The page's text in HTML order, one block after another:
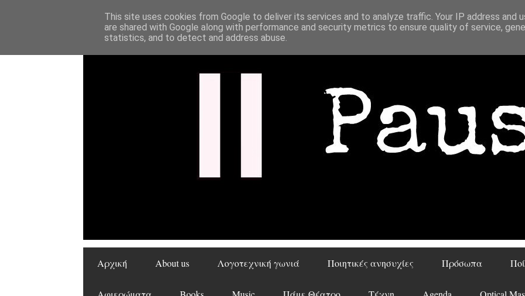
Αρχική About us Λογοτεχνική γωνιά Ποιητικές ανησυχίες Πρόσωπα
This site uses cookies from Google to deliver its services and to analyze traffic. Your IP address and
are shared with Google along with performance and security metrics to ensure quality of service,
statistics, and to detect and address abuse.